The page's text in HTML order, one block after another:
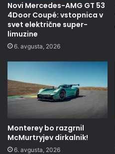
Novi Mercedes-AMG GT 53
4Door Coupé: vstopnica v
svet električne super-
limuzine
6. avgusta, 2026
Monterey bo razgrnil
McMurtryjev dirkalnik!
6. avgusta, 2026